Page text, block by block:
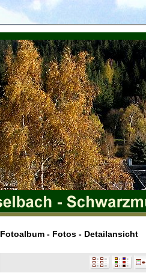
Fotoalbum - Fotos - Detailansicht